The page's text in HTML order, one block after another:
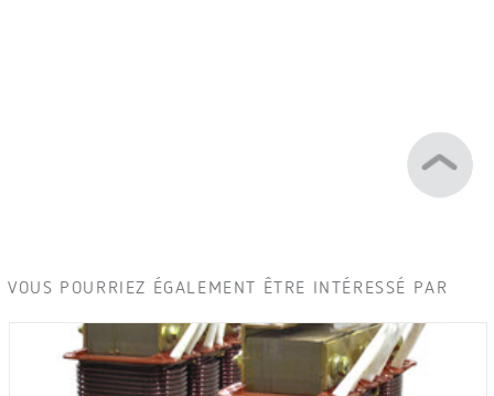
VOUS POURRIEZ ÉGALEMENT ÊTRE INTÉRESSÉ PAR